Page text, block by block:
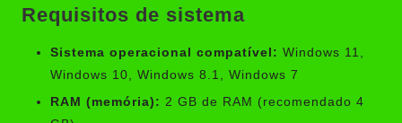
Requisitos de sistema
Sistema operacional compatível: Windows 11,
Windows 10, Windows 8.1, Windows 7
RAM (memória): 2 GB de RAM (recomendado 4